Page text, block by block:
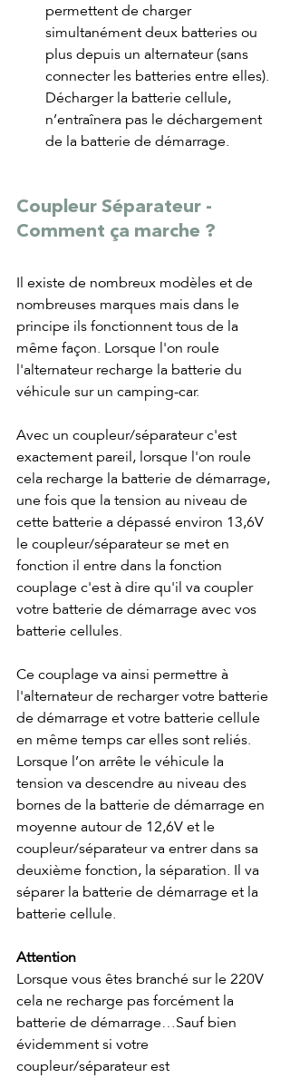
permettent de charger
simultanément deux batteries ou
plus depuis un alternateur (sans
connecter les batteries entre elles).
Décharger la batterie cellule,
n’entraînera pas le déchargement
de la batterie de démarrage.
Coupleur Séparateur -
Comment ça marche ?
Il existe de nombreux modèles et de
nombreuses marques mais dans le
principe ils fonctionnent tous de la
même façon. Lorsque l'on roule
l'alternateur recharge la batterie du
véhicule sur un camping-car.
Avec un coupleur/séparateur c'est
exactement pareil, lorsque l'on roule
cela recharge la batterie de démarrage,
une fois que la tension au niveau de
cette batterie a dépassé environ 13,6V
le coupleur/séparateur se met en
fonction il entre dans la fonction
couplage c'est à dire qu'il va coupler
votre batterie de démarrage avec vos
batterie cellules.
Ce couplage va ainsi permettre à
l'alternateur de recharger votre batterie
de démarrage et votre batterie cellule
en même temps car elles sont reliés.
Lorsque l’on arrête le véhicule la
tension va descendre au niveau des
bornes de la batterie de démarrage en
moyenne autour de 12,6V et le
coupleur/séparateur va entrer dans sa
deuxième fonction, la séparation. Il va
séparer la batterie de démarrage et la
batterie cellule.
Attention
Lorsque vous êtes branché sur le 220V
cela ne recharge pas forcément la
batterie de démarrage…Sauf bien
évidemment si votre
coupleur/séparateur est